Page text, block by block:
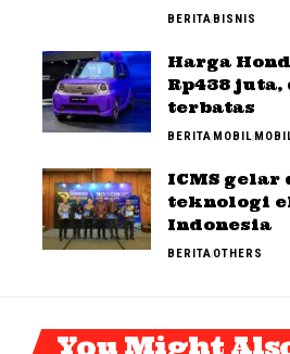
BERITABISNIS
Harga
Rp438
terbatas
BERITAMOBIL
ICMS
teknologi
Indonesia
BERITAOTHERS
You Might